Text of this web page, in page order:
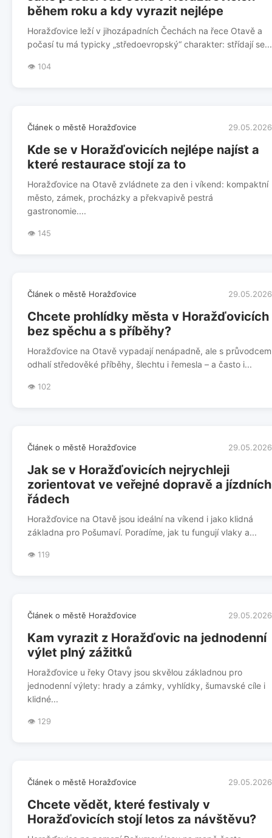
během roku a kdy vyrazit nejlépe
Horažďovice leží v jihozápadních Čechách na řece Otavě a
počasí tu má typicky „středoevropský“ charakter: střídají se...
👁️ 104
Článek o městě Horažďovice 29.05.2026
Kde se v Horažďovicích nejlépe najíst a
které restaurace stojí za to
Horažďovice na Otavě zvládnete za den i víkend: kompaktní
město, zámek, procházky a překvapivě pestrá
gastronomie....
👁️ 145
Článek o městě Horažďovice 29.05.2026
Chcete prohlídky města v Horažďovicích
bez spěchu a s příběhy?
Horažďovice na Otavě vypadají nenápadně, ale s průvodcem
odhalí středověké příběhy, šlechtu i řemesla – a často i...
👁️ 102
Článek o městě Horažďovice 29.05.2026
Jak se v Horažďovicích nejrychleji
zorientovat ve veřejné dopravě a jízdních
řádech
Horažďovice na Otavě jsou ideální na víkend i jako klidná
základna pro Pošumaví. Poradíme, jak tu fungují vlaky a...
👁️ 119
Článek o městě Horažďovice 29.05.2026
Kam vyrazit z Horažďovic na jednodenní
výlet plný zážitků
Horažďovice u řeky Otavy jsou skvělou základnou pro
jednodenní výlety: hrady a zámky, vyhlídky, šumavské cíle i
klidné...
👁️ 129
Článek o městě Horažďovice 29.05.2026
Chcete vědět, které festivaly v
Horažďovicích stojí letos za návštěvu?